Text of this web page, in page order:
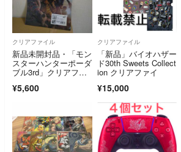
クリアファイル
新品未開封品・「モン
スターハンターポーダ
ブル3rd」クリアファ
¥5,600
クリアファイル
「新品」バイオハザー
ド30th Sweets Collect
ion クリアファイ
¥15,000